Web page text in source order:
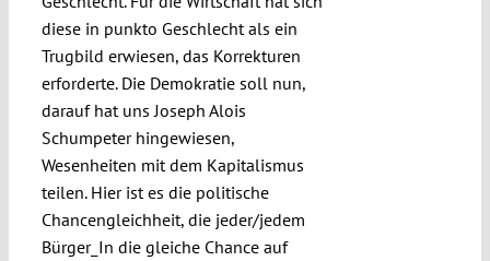
diese in punkto Geschlecht als ein
Trugbild erwiesen, das Korrekturen
erforderte. Die Demokratie soll nun,
darauf hat uns Joseph Alois
Schumpeter hingewiesen,
Wesenheiten mit dem Kapitalismus
teilen. Hier ist es die politische
Chancengleichheit, die jeder/jedem
Bürger_In die gleiche Chance auf